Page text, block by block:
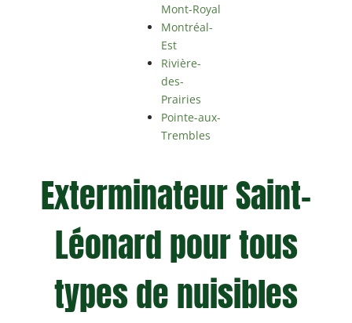
Mont-Royal
Montréal-
Est
Rivière-
des-
Prairies
Pointe-aux-
Trembles
Exterminateur Saint-
Léonard pour tous
types de nuisibles